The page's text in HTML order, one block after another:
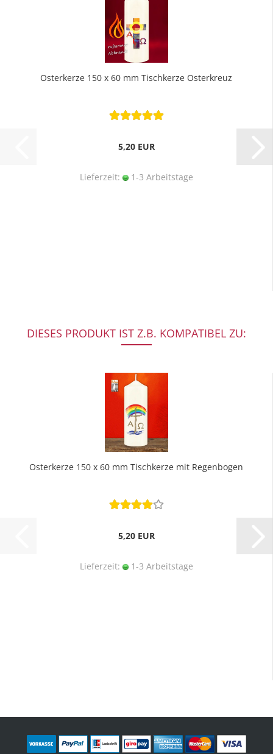
Osterkerze 150 x 60 mm Tischkerze Osterkreuz
5,20 EUR
Lieferzeit: 1-3 Arbeitstage
DIESES PRODUKT IST Z.B. KOMPATIBEL ZU:
Osterkerze 150 x 60 mm Tischkerze mit Regenbogen
5,20 EUR
Lieferzeit: 1-3 Arbeitstage